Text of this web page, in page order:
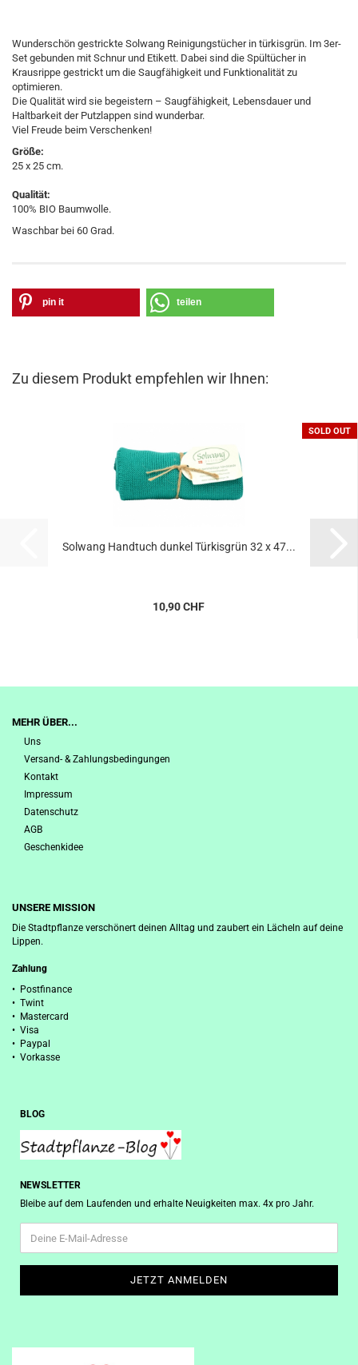
Wunderschön gestrickte Solwang Reinigungstücher in türkisgrün. Im 3er-
Set gebunden mit Schnur und Etikett. Dabei sind die Spültücher in
Krausrippe gestrickt um die Saugfähigkeit und Funktionalität zu
optimieren.
Die Qualität wird sie begeistern – Saugfähigkeit, Lebensdauer und
Haltbarkeit der Putzlappen sind wunderbar.
Viel Freude beim Verschenken!
Größe:
25 x 25 cm.
Qualität:
100% BIO Baumwolle.
Waschbar bei 60 Grad.
pin it teilen
Zu diesem Produkt empfehlen wir Ihnen:
SOLD OUT
Solwang Handtuch dunkel Türkisgrün 32 x 47...
10,90 CHF
MEHR ÜBER...
Uns
Versand- & Zahlungsbedingungen
Kontakt
Impressum
Datenschutz
AGB
Geschenkidee
UNSERE MISSION
Die Stadtpflanze verschönert deinen Alltag und zaubert ein Lächeln auf deine
Lippen.
Zahlung
• Postfinance
• Twint
• Mastercard
• Visa
• Paypal
• Vorkasse
BLOG
NEWSLETTER
Bleibe auf dem Laufenden und erhalte Neuigkeiten max. 4x pro Jahr.